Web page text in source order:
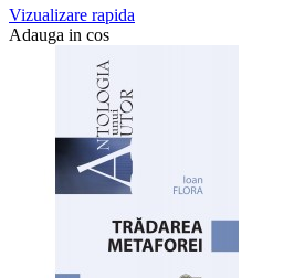
Vizualizare rapida
Adauga in cos